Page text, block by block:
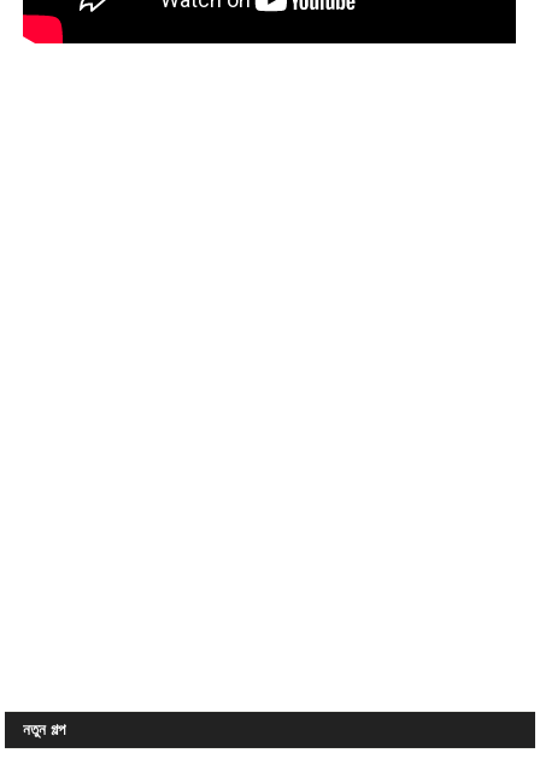
নতুন গল্প